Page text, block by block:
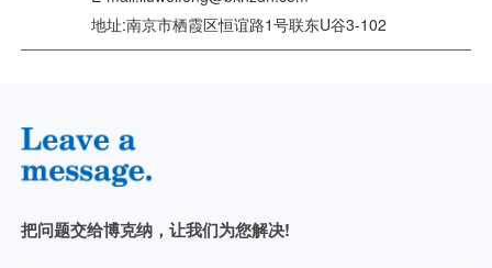
地址:南京市栖霞区恒谊路1号联东U谷3-102
把问题交给博克纳，让我们为您解决!